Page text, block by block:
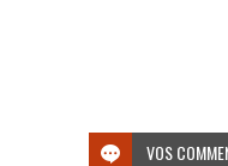
VOS